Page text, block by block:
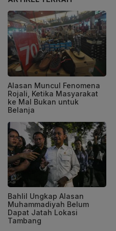
Alasan Muncul Fenomena
Rojali, Ketika Masyarakat
ke Mal Bukan untuk
Belanja
Bahlil Ungkap Alasan
Muhammadiyah Belum
Dapat Jatah Lokasi
Tambang